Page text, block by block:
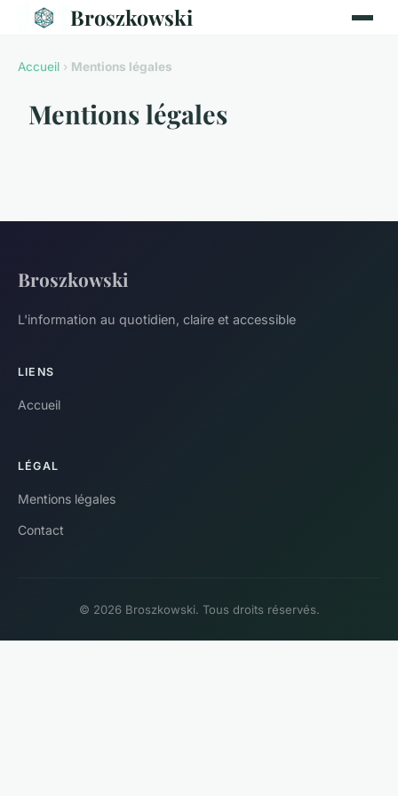
Broszkowski
Accueil › Mentions légales
Mentions légales
Broszkowski
L'information au quotidien, claire et accessible
LIENS
Accueil
LÉGAL
Mentions légales
Contact
© 2026 Broszkowski. Tous droits réservés.